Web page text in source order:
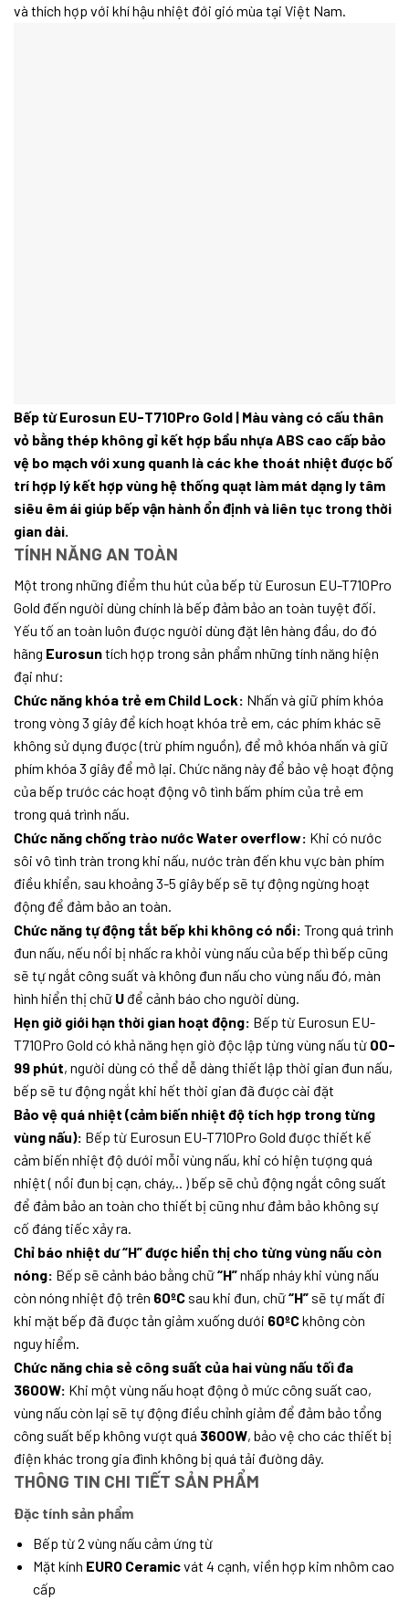
và thích hợp với khí hậu nhiệt đới gió mùa tại Việt Nam.
Bếp từ Eurosun EU-T710Pro Gold | Màu vàng có cấu thân
vỏ bằng thép không gỉ kết hợp bầu nhựa ABS cao cấp bảo
vệ bo mạch với xung quanh là các khe thoát nhiệt được bố
trí hợp lý kết hợp vùng hệ thống quạt làm mát dạng ly tâm
siêu êm ái giúp bếp vận hành ổn định và liên tục trong thời
gian dài.
TÍNH NĂNG AN TOÀN
Một trong những điểm thu hút của bếp từ Eurosun EU-T710Pro
Gold đến người dùng chính là bếp đảm bảo an toàn tuyệt đối.
Yếu tố an toàn luôn được người dùng đặt lên hàng đầu, do đó
hãng Eurosuntích hợp trong sản phẩm những tính năng hiện
đại như:
Chức năng khóa trẻ em Child Lock: Nhấn và giữ phím khóa
trong vòng 3 giây để kích hoạt khóa trẻ em, các phím khác sẽ
không sử dụng được (trừ phím nguồn), để mở khóa nhấn và giữ
phím khóa 3 giây để mở lại. Chức năng này để bảo vệ hoạt động
của bếp trước các hoạt động vô tình bấm phím của trẻ em
trong quá trình nấu.
Chức năng chống trào nước Water overflow: Khi có nước
sôi vô tình tràn trong khi nấu, nước tràn đến khu vực bàn phím
điều khiển, sau khoảng 3-5 giây bếp sẽ tự động ngừng hoạt
động để đảm bảo an toàn.
Chức năng tự động tắt bếp khi không có nồi: Trong quá trình
đun nấu, nếu nồi bị nhấc ra khỏi vùng nấu của bếp thì bếp cũng
sẽ tự ngắt công suất và không đun nấu cho vùng nấu đó, màn
hình hiển thị chữ U để cảnh báo cho người dùng.
Hẹn giờ giới hạn thời gian hoạt động: Bếp từ Eurosun EU-
T710Pro Gold có khả năng hẹn giờ độc lập từng vùng nấu từ 00-
99 phút, người dùng có thể dễ dàng thiết lập thời gian đun nấu,
bếp sẽ tư động ngắt khi hết thời gian đã được cài đặt
Bảo vệ quá nhiệt (cảm biến nhiệt độ tích hợp trong từng
vùng nấu): Bếp từ Eurosun EU-T710Pro Gold được thiết kế
cảm biến nhiệt độ dưới mỗi vùng nấu, khi có hiện tượng quá
nhiệt ( nồi đun bị cạn, cháy,.. ) bếp sẽ chủ động ngắt công suất
để đảm bảo an toàn cho thiết bị cũng như đảm bảo không sự
cố đáng tiếc xảy ra.
Chỉ báo nhiệt dư “H” được hiển thị cho từng vùng nấu còn
nóng: Bếp sẽ cảnh báo bằng chữ“H”nhấp nháy khi vùng nấu
còn nóng nhiệt độ trên 60ºC sau khi đun, chữ“H” sẽ tự mất đi
khi mặt bếp đã được tản giảm xuống dưới 60ºCkhông còn
nguy hiểm.
Chức năng chia sẻ công suất của hai vùng nấu tối đa
3600W: Khi một vùng nấu hoạt động ở mức công suất cao,
vùng nấu còn lại sẽ tự động điều chỉnh giảm để đảm bảo tổng
công suất bếp không vượt quá 3600W, bảo vệ cho các thiết bị
điện khác trong gia đình không bị quá tải đường dây.
THÔNG TIN CHI TIẾT SẢN PHẨM
Đặc tính sản phẩm
Bếp từ 2 vùng nấu cảm ứng từ
Mặt kính EURO Ceramicvát 4 cạnh, viền hợp kim nhôm cao
cấp